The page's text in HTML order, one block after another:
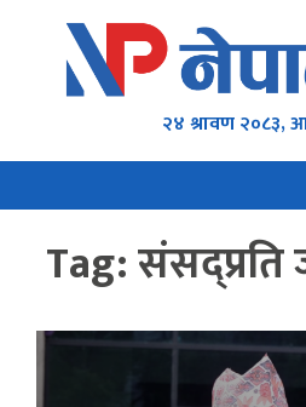
२४ श्रावण २०८३,
Tag: